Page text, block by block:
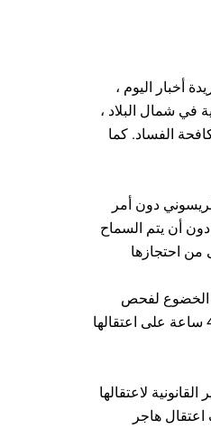
أخبار اليوم ،
في شمال البلاد ،
الفساد. كما
الريسوني دون أمر
أن يتم السماح
الخضوع لفحص
طبي وتم رفض توفير المعالجة الطبية الكافية لها. بعد مرور 48 ساعة على اعتقالها
القانونية لاعتقالها
اعتقال هاجر